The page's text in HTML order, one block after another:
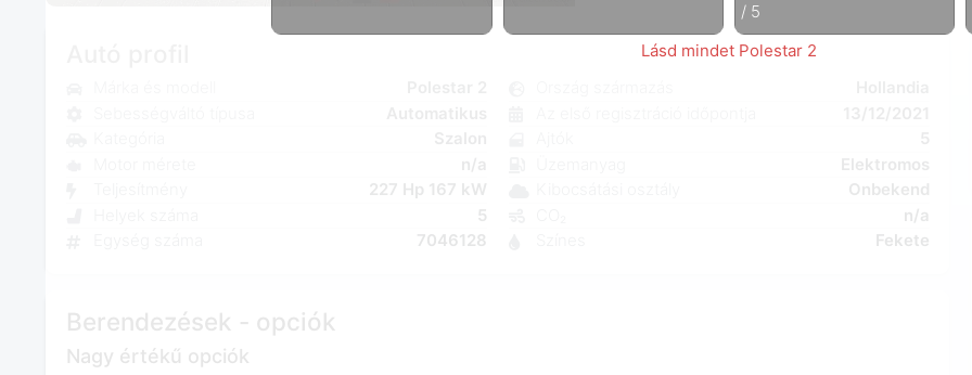
/ 5
Lásd mindet Polestar 2
227 Hp 167 kW
5
7046128
Onbekend
n/a
Fekete
Berendezések - opciók
Nagy értékű opciók